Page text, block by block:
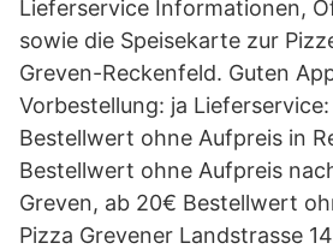
Lieferservice Informationen,
sowie die Speisekarte zur
Greven-Reckenfeld. Guten
Vorbestellung: ja
Bestellwert ohne Aufpreis in
Bestellwert ohne Aufpreis
Greven, ab 20€ Bestellwert
Pizza Grevener Landstrasse